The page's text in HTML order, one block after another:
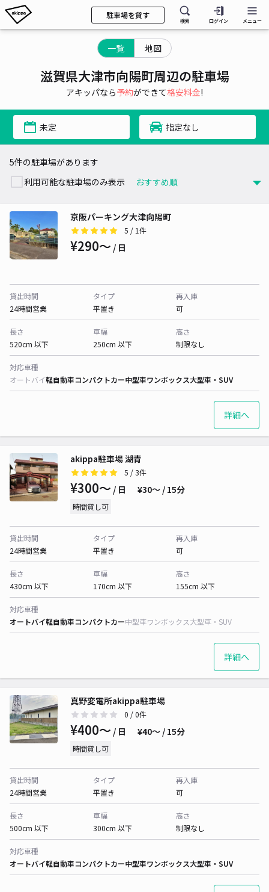
駐車場を貸す
検索 ログイン メニュー
一覧 地図
滋賀県大津市向陽町周辺の駐車場
アキッパなら予約ができて格安料金!
未定 指定なし
5件の駐車場があります
利用可能な駐車場のみ表示
京阪パーキング大津向陽町
5 / 1件
¥290〜 / 日
貸出時間
24時間営業
タイプ
平置き
再入庫
可
長さ
520cm 以下
車幅
250cm 以下
高さ
制限なし
対応車種
オートバイ軽自動車コンパクトカー中型車ワンボックス大型車・SUV
詳細へ
akippa駐車場 湖青
5 / 3件
¥300〜 / 日 ¥30〜 / 15分
時間貸し可
貸出時間
24時間営業
タイプ
平置き
再入庫
可
長さ
430cm 以下
車幅
170cm 以下
高さ
155cm 以下
対応車種
オートバイ軽自動車コンパクトカー中型車ワンボックス大型車・SUV
詳細へ
真野変電所akippa駐車場
0 / 0件
¥400〜 / 日 ¥40〜 / 15分
時間貸し可
貸出時間
24時間営業
タイプ
平置き
再入庫
可
長さ
500cm 以下
車幅
300cm 以下
高さ
制限なし
対応車種
オートバイ軽自動車コンパクトカー中型車ワンボックス大型車・SUV